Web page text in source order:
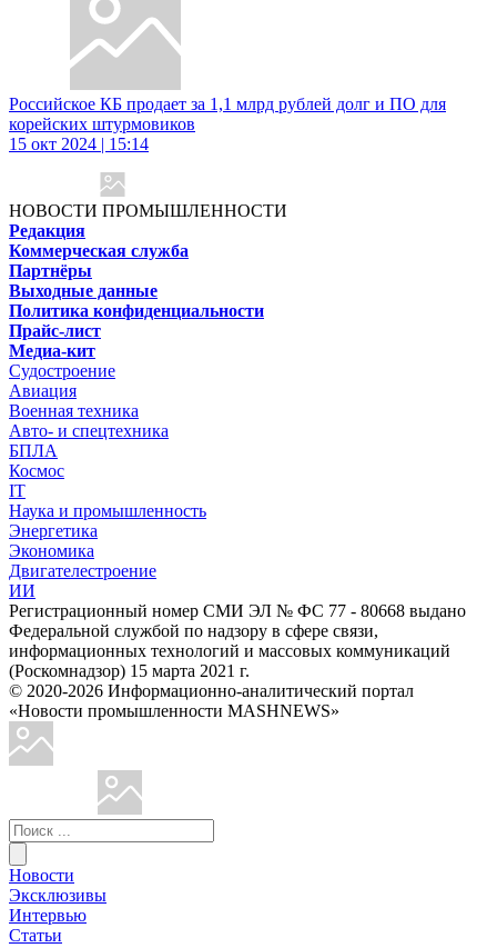
Российское КБ продает за 1,1 млрд рублей долг и ПО для
корейских штурмовиков
15 окт 2024 | 15:14
НОВОСТИ ПРОМЫШЛЕННОСТИ
Редакция
Коммерческая служба
Партнёры
Выходные данные
Политика конфиденциальности
Прайс-лист
Медиа-кит
Судостроение
Авиация
Военная техника
Авто- и спецтехника
БПЛА
Космос
IT
Наука и промышленность
Энергетика
Экономика
Двигателестроение
ИИ
Регистрационный номер СМИ ЭЛ № ФС 77 - 80668 выдано
Федеральной службой по надзору в сфере связи,
информационных технологий и массовых коммуникаций
(Роскомнадзор) 15 марта 2021 г.
© 2020-2026 Информационно-аналитический портал
«Новости промышленности MASHNEWS»
Новости
Эксклюзивы
Интервью
Статьи